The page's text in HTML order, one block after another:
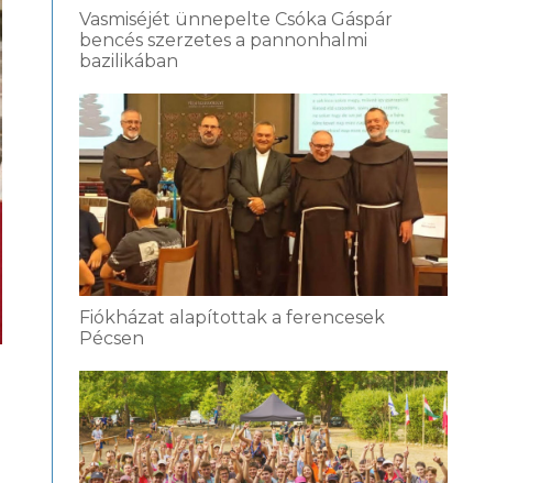
Vasmiséjét ünnepelte Csóka Gáspár
bencés szerzetes a pannonhalmi
bazilikában
Fiókházat alapítottak a ferencesek
Pécsen